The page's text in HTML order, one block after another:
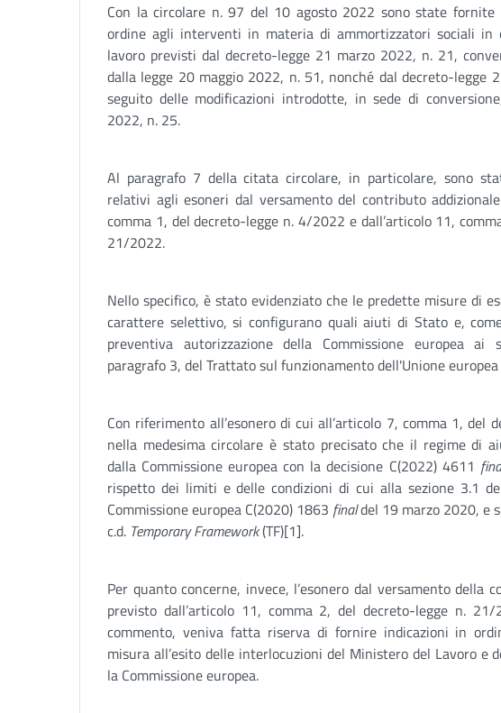
Con la circolare n. 97 del 10 agosto 2022 sono state fornite
ordine agli interventi in materia di ammortizzatori sociali in
lavoro previsti dal decreto-legge 21 marzo 2022, n. 21,
dalla legge 20 maggio 2022, n. 51, nonché dal decreto-legge
seguito delle modificazioni introdotte, in sede di
2022, n. 25.
Al paragrafo 7 della citata circolare, in particolare, sono
relativi agli esoneri dal versamento del contributo
comma 1, del decreto-legge n. 4/2022 e dall’articolo 11,
21/2022.
Nello specifico, è stato evidenziato che le predette misure di
carattere selettivo, si configurano quali aiuti di Stato e,
preventiva autorizzazione della Commissione europea ai
paragrafo 3, del Trattato sul funzionamento dell'Unione europea
Con riferimento all’esonero di cui all’articolo 7, comma 1, del
nella medesima circolare è stato precisato che il regime di
dalla Commissione europea con la decisione C(2022) 4611
rispetto dei limiti e delle condizioni di cui alla sezione 3.1
Commissione europea C(2020) 1863 finaldel 19 marzo 2020, e
c.d. Temporary Framework(TF)[1].
Per quanto concerne, invece, l’esonero dal versamento della
previsto dall’articolo 11, comma 2, del decreto-legge n.
commento, veniva fatta riserva di fornire indicazioni in
misura all’esito delle interlocuzioni del Ministero del Lavoro e
la Commissione europea.